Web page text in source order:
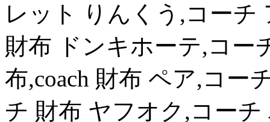
レット りんくう,コーチ
財布 ドンキホーテ,コー
布,coach 財布 ペア,コー
チ 財布 ヤフオク,コー